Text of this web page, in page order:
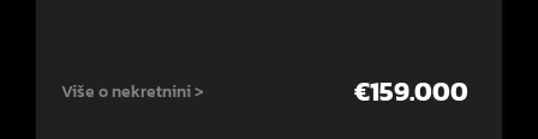
Više o nekretnini > €159.000